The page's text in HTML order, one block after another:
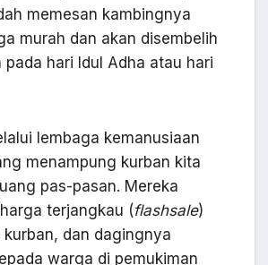
memesan kambingnya
murah dan akan disembelih
hari Idul Adha atau hari
lembaga kemanusiaan
menampung kurban kita
pas-pasan. Mereka
terjangkau (flashsale)
dan dagingnya
warga di pemukiman